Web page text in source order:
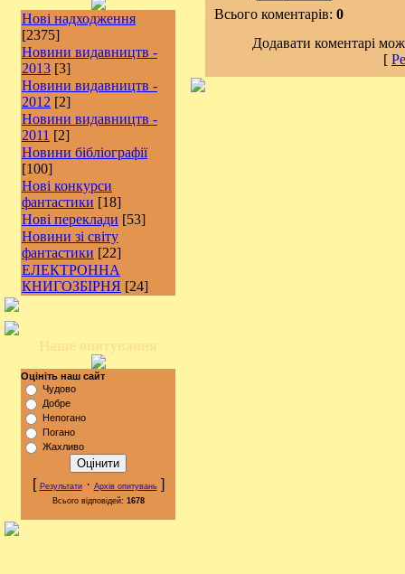
Нові надходження
[2375]
Новини видавництв -
2013 [3]
Новини видавництв -
2012 [2]
Новини видавництв -
2011 [2]
Новини бібліографії
[100]
Нові конкурси
фантастики [18]
Нові переклади [53]
Новини зі світу
фантастики [22]
ЕЛЕКТРОННА
КНИГОЗБІРНЯ [24]
Оцініть наш сайт
Чудово
Добре
Непогано
Погано
Жахливо
[ Результати· Архів опитувань]
Всього відповідей: 1678
Всього коментарів: 0
Додавати коментарі
[